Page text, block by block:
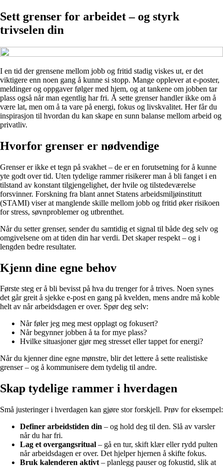
Sett grenser for arbeidet – og styrk
trivselen din
I en tid der grensene mellom jobb og fritid stadig viskes ut, er det
viktigere enn noen gang å kunne si stopp. Mange opplever at e-poster,
meldinger og oppgaver følger med hjem, og at tankene om jobben tar
plass også når man egentlig har fri. Å sette grenser handler ikke om å
være lat, men om å ta vare på energi, fokus og livskvalitet. Her får du
inspirasjon til hvordan du kan skape en sunn balanse mellom arbeid og
privatliv.
Hvorfor grenser er nødvendige
Grenser er ikke et tegn på svakhet – de er en forutsetning for å kunne
yte godt over tid. Uten tydelige rammer risikerer man å bli fanget i en
tilstand av konstant tilgjengelighet, der hvile og tilstedeværelse
forsvinner. Forskning fra blant annet Statens arbeidsmiljøinstitutt
(STAMI) viser at manglende skille mellom jobb og fritid øker risikoen
for stress, søvnproblemer og utbrenthet.
Når du setter grenser, sender du samtidig et signal til både deg selv og
omgivelsene om at tiden din har verdi. Det skaper respekt – og i
lengden bedre resultater.
Kjenn dine egne behov
Første steg er å bli bevisst på hva du trenger for å trives. Noen synes
det går greit å sjekke e-post en gang på kvelden, mens andre må koble
helt av når arbeidsdagen er over. Spør deg selv:
Når føler jeg meg mest opplagt og fokusert?
Når begynner jobben å ta for mye plass?
Hvilke situasjoner gjør meg stresset eller tappet for energi?
Når du kjenner dine egne mønstre, blir det lettere å sette realistiske
grenser – og å kommunisere dem tydelig til andre.
Skap tydelige rammer i hverdagen
Små justeringer i hverdagen kan gjøre stor forskjell. Prøv for eksempel:
Definer arbeidstiden din – og hold deg til den. Slå av varsler
når du har fri.
Lag et overgangsritual – gå en tur, skift klær eller rydd pulten
når arbeidsdagen er over. Det hjelper hjernen å skifte fokus.
Bruk kalenderen aktivt – planlegg pauser og fokustid, slik at